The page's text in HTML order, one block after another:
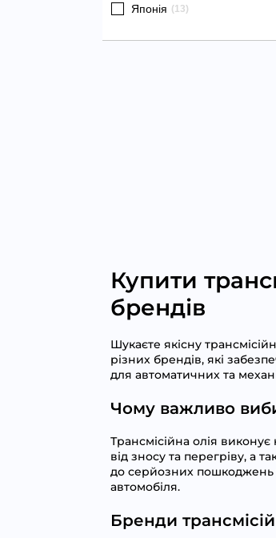
Японія (13)
Купити
брендів
Шукаєте якісну
різних брендів, які
для автоматичних та
Чому важливо
Трансмісійна олія
від зносу та перегріву, а
до серйозних пошкоджень
автомобіля.
Бренди